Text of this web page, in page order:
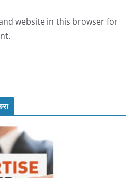
website in this browser for